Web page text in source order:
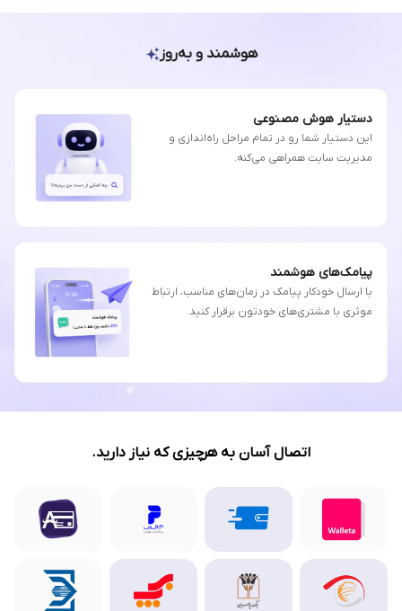
هوشمند و به‌روز
دستیار هوش مصنوعی
این دستیار شما رو در تمام مراحل راه‌اندازی و
مدیریت سایت همراهی می‌کنه.
پیامک‌های هوشمند
با ارسال خودکار پیامک در زمان‌های مناسب، ارتباط
موثری با مشتری‌های خودتون برقرار کنید.
اتصال آسان به هرچیزی که نیاز دارید.